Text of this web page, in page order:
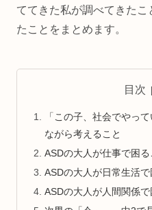
ててきた私が調べてきた
たことをまとめます。
目次
「この子、社会でやっ
ながら考えること
ASDの大人が仕事で困る
ASDの大人が日常生活で
ASDの大人が人間関係で